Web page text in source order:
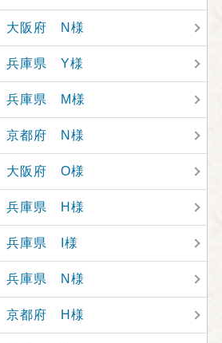
大阪府 N様
兵庫県 Y様
兵庫県 M様
京都府 N様
大阪府 O様
兵庫県 H様
兵庫県 I様
兵庫県 N様
京都府 H様